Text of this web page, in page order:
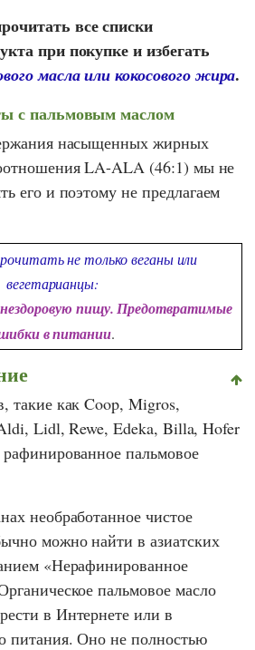
все списки
при покупке и избегать
масла или кокосового жира.
с пальмовым маслом
насыщенных жирных
LA-ALA (46:1) мы не
его и поэтому не предлагаем
не только веганы или
вегетарианцы:
пищу. Предотвратимые
в питании.
такие какCoop,Migros,
, Lidl,Rewe,Edeka, Billa,Hofer
рафинированное пальмовое
необработанное чистое
можно найти в азиатских
«Нерафинированное
пальмовое масло
в Интернете или в
питания. Оно не полностью